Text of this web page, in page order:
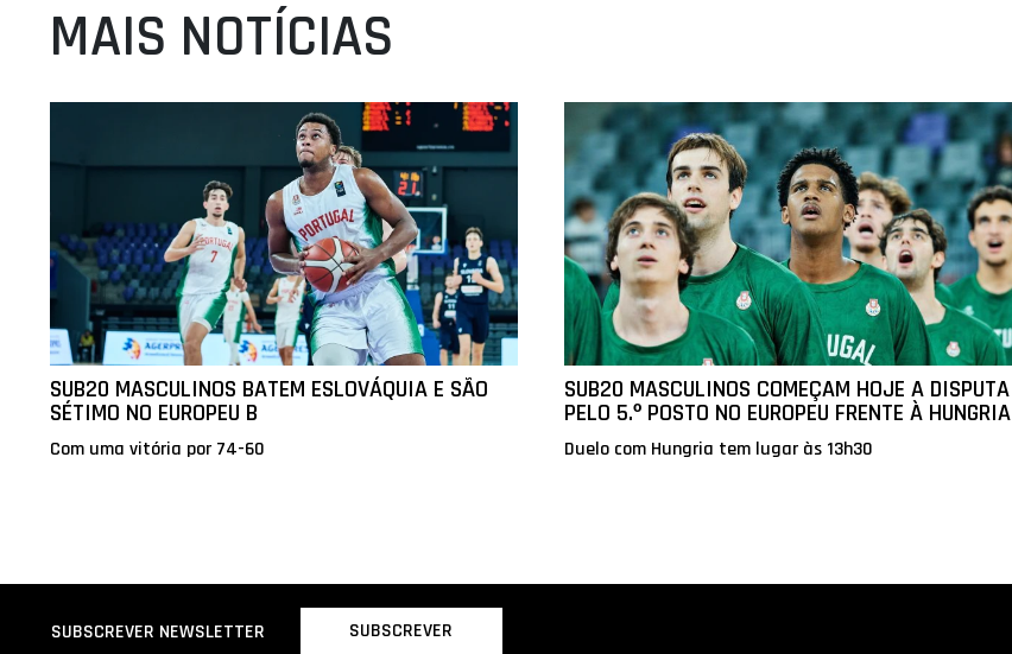
MAIS NOTÍCIAS
SUB20 MASCULINOS BATEM ESLOVÁQUIA E SÃO
SÉTIMO NO EUROPEU B
Com uma vitória por 74-60
SUB20 MASCULINOS COMEÇAM HOJE A DISPUTA
PELO 5.º POSTO NO EUROPEU FRENTE À HUNGRIA
Duelo com Hungria tem lugar às 13h30
SUBSCREVER NEWSLETTER SUBSCREVER